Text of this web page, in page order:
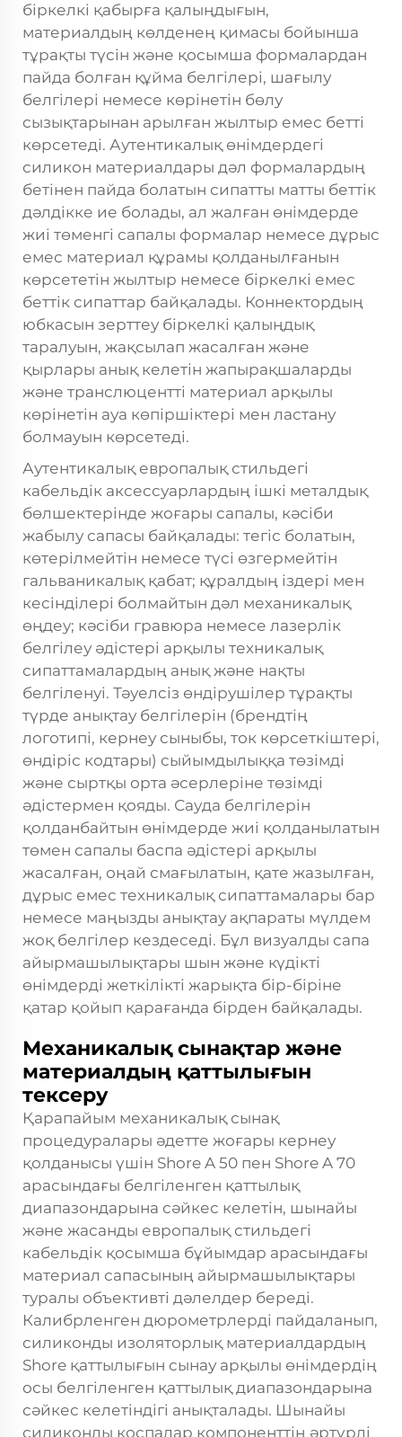
біркелкі қабырға қалыңдығын,
материалдың көлденең қимасы бойынша
тұрақты түсін және қосымша формалардан
пайда болған құйма белгілері, шағылу
белгілері немесе көрінетін бөлу
сызықтарынан арылған жылтыр емес бетті
көрсетеді. Аутентикалық өнімдердегі
силикон материалдары дәл формалардың
бетінен пайда болатын сипатты матты беттік
дәлдікке ие болады, ал жалған өнімдерде
жиі төменгі сапалы формалар немесе дұрыс
емес материал құрамы қолданылғанын
көрсететін жылтыр немесе біркелкі емес
беттік сипаттар байқалады. Коннектордың
юбкасын зерттеу біркелкі қалыңдық
таралуын, жақсылап жасалған және
қырлары анық келетін жапырақшаларды
және транслюцентті материал арқылы
көрінетін ауа көпіршіктері мен ластану
болмауын көрсетеді.
Аутентикалық европалық стильдегі
кабельдік аксессуарлардың ішкі металдық
бөлшектерінде жоғары сапалы, кәсіби
жабылу сапасы байқалады: тегіс болатын,
көтерілмейтін немесе түсі өзгермейтін
гальваникалық қабат; құралдың іздері мен
кесінділері болмайтын дәл механикалық
өңдеу; кәсіби гравюра немесе лазерлік
белгілеу әдістері арқылы техникалық
сипаттамалардың анық және нақты
белгіленуі. Тәуелсіз өндірушілер тұрақты
түрде анықтау белгілерін (брендтің
логотипі, кернеу сыныбы, ток көрсеткіштері,
өндіріс кодтары) сыйымдылыққа төзімді
және сыртқы орта әсерлеріне төзімді
әдістермен қояды. Сауда белгілерін
қолданбайтын өнімдерде жиі қолданылатын
төмен сапалы баспа әдістері арқылы
жасалған, оңай смағылатын, қате жазылған,
дұрыс емес техникалық сипаттамалары бар
немесе маңызды анықтау ақпараты мүлдем
жоқ белгілер кездеседі. Бұл визуалды сапа
айырмашылықтары шын және күдікті
өнімдерді жеткілікті жарықта бір-біріне
қатар қойып қарағанда бірден байқалады.
Механикалық сынақтар және
материалдың қаттылығын
тексеру
Қарапайым механикалық сынақ
процедуралары әдетте жоғары кернеу
қолданысы үшін Shore A 50 пен Shore A 70
арасындағы белгіленген қаттылық
диапазондарына сәйкес келетін, шынайы
және жасанды европалық стильдегі
кабельдік қосымша бұйымдар арасындағы
материал сапасының айырмашылықтары
туралы объективті дәлелдер береді.
Калибрленген дюрометрлерді пайдаланып,
силиконды изоляторлық материалдардың
Shore қаттылығын сынау арқылы өнімдердің
осы белгіленген қаттылық диапазондарына
сәйкес келетіндігі анықталады. Шынайы
силиконды қоспалар компоненттің әртүрлі